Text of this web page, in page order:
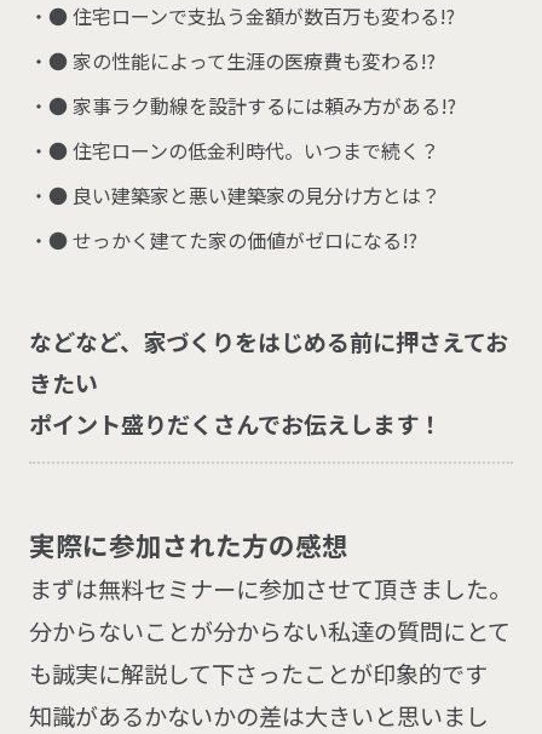
● 住宅ローンで支払う金額が数百万も変わる!?
● 家の性能によって生涯の医療費も変わる!?
● 家事ラク動線を設計するには頼み方がある!?
● 住宅ローンの低金利時代。いつまで続く？
● 良い建築家と悪い建築家の見分け方とは？
● せっかく建てた家の価値がゼロになる!?
などなど、家づくりをはじめる前に押さえてお
きたい
ポイント盛りだくさんでお伝えします！
実際に参加された方の感想
まずは無料セミナーに参加させて頂きました。
分からないことが分からない私達の質問にとて
も誠実に解説して下さったことが印象的です
知識があるかないかの差は大きいと思いまし